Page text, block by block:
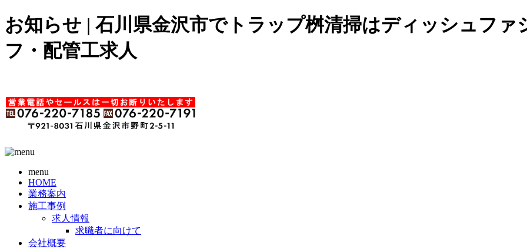
お知らせ | 石川県金沢市でトラップ桝清掃はディッシュファ
フ・配管工求人
menu
HOME
業務案内
施工事例
求人情報
求職者に向けて
会社概要